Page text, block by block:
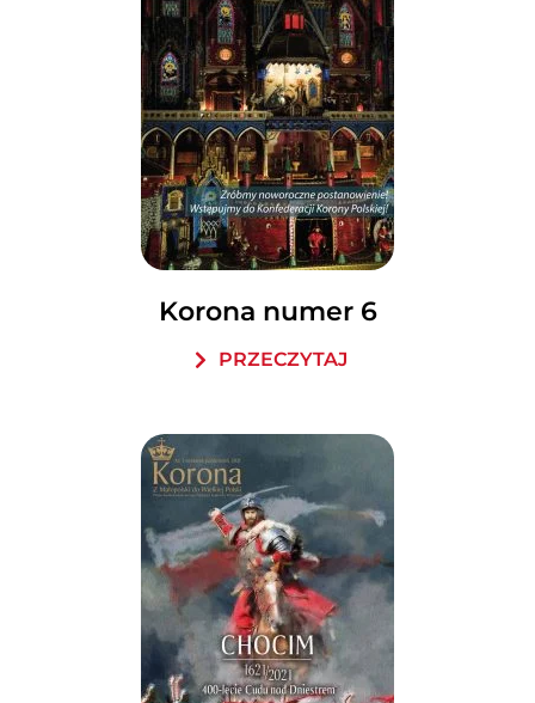
Korona numer 6
PRZECZYTAJ